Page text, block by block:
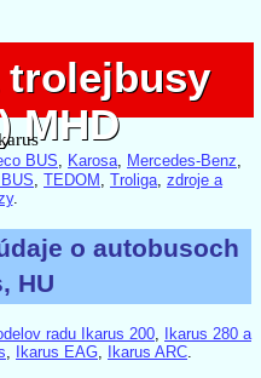
trolejbusy
MHD
trolejbusy
MHD
BUS, Karosa, Mercedes-Benz,
, TEDOM , Troliga, zdroje a
.
o autobusoch
HU
radu Ikarus 200,
Ikarus 280 a
, Ikarus EAG, Ikarus ARC.